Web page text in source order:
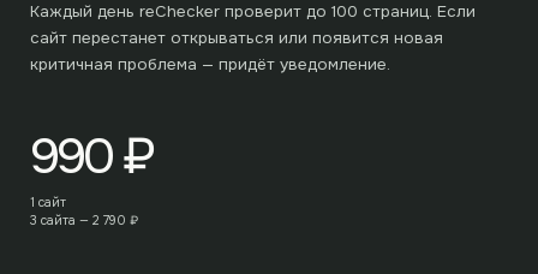
Каждый день reChecker проверит до 100 страниц. Если
сайт перестанет открываться или появится новая
критичная проблема — придёт уведомление.
990₽
1 сайт
3 сайта — 2 790 ₽